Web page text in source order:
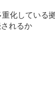
重化している
れるか